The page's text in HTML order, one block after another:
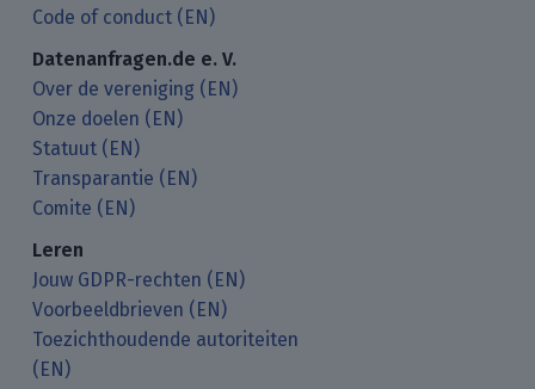
Code of conduct (EN)
Datenanfragen.de e. V.
Over de vereniging (EN)
Onze doelen (EN)
Statuut (EN)
Transparantie (EN)
Comite (EN)
Leren
Jouw GDPR-rechten (EN)
Voorbeeldbrieven (EN)
Toezichthoudende autoriteiten
(EN)